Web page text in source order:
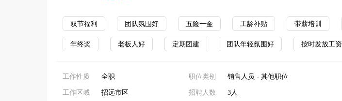
双节福利 团队氛围好 五险一金 工龄补贴 带薪培训
年终奖 老板人好 定期团建 团队年轻氛围好 按时发放工资
工作性质 全职
工作区域 招远市区
职位类别 销售人员 - 其他职位
招聘人数 3人